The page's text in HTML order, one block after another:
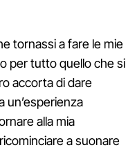
tornassi a fare le mie
per tutto quello che si
accorta di dare
un’esperienza
alla mia
a suonare